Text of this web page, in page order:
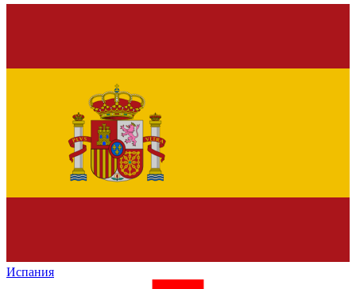
Испания